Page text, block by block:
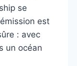
se
est
: avec
un océan